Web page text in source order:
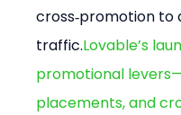
cross‑promotion
traffic.Lovable’s
promotional
placements, and